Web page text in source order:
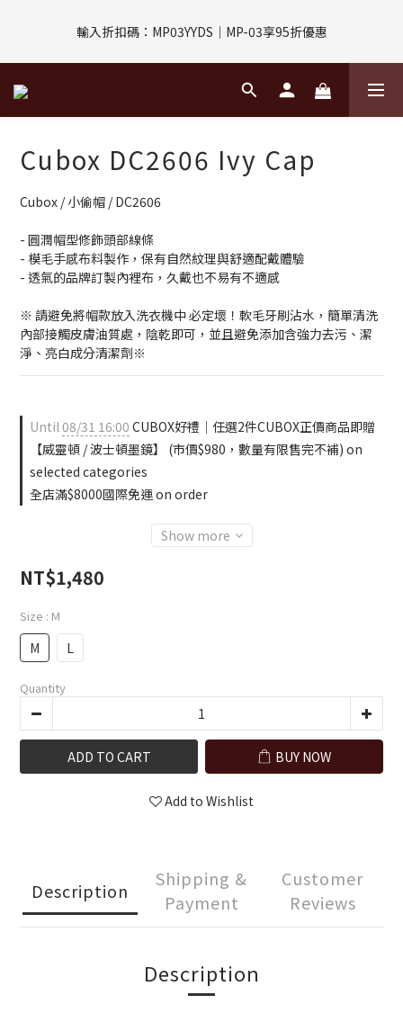
金
輸入折扣碼：MP03YYDS｜MP-03享95折優惠
指定付款方式｜即享2%回饋(信用卡、APPLE PAY、LINE PAY)
評價回饋｜訂單完成後7天內填寫5字以上評價，即可獲得$30購物
金
Cubox DC2606 Ivy Cap
Cubox / 小偷帽 / DC2606
- 圓潤帽型修飾頭部線條
- 模毛手感布料製作，保有自然紋理與舒適配戴體驗
- 透氣的品牌訂製內裡布，久戴也不易有不適感
※ 請避免將帽款放入洗衣機中 必定壞！軟毛牙刷沾水，簡單清洗
內部接觸皮膚油質處，陰乾即可，並且避免添加含強力去污、潔
淨、亮白成分清潔劑※
Until08/31 16:00 CUBOX好禮｜任選2件CUBOX正價商品即贈
【威靈頓 / 波士頓墨鏡】 (市價$980，數量有限售完不補) on
selected categories
全店滿$8000國際免運 on order
Show more
NT$1,480
Size : M
M L
Quantity
ADD TO CART BUY NOW
Add to Wishlist
Description
Shipping &
Payment
Customer
Reviews
Description